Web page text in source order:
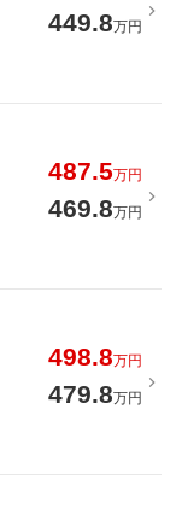
449.8万円
487.5万円
469.8万円
498.8万円
479.8万円